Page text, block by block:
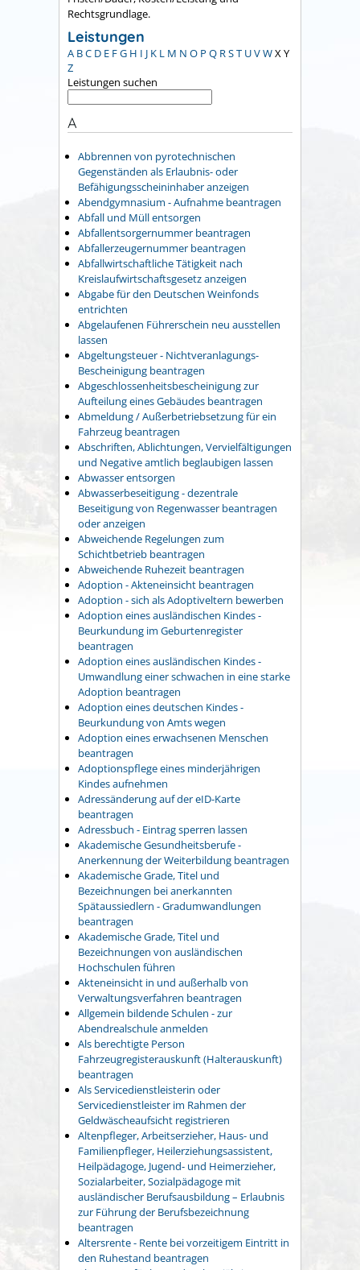
Rechtsgrundlage.
Leistungen
A BC D E FG H I J K L M N O P Q RST UVWXY
Z
Leistungen suchen
A
Abbrennen von pyrotechnischen
Gegenständen als Erlaubnis- oder
Befähigungsscheininhaber anzeigen
Abendgymnasium - Aufnahme beantragen
Abfall und Müll entsorgen
Abfallentsorgernummer beantragen
Abfallerzeugernummer beantragen
Abfallwirtschaftliche Tätigkeit nach
Kreislaufwirtschaftsgesetz anzeigen
Abgabe für den Deutschen Weinfonds
entrichten
Abgelaufenen Führerschein neu ausstellen
lassen
Abgeltungsteuer - Nichtveranlagungs-
Bescheinigung beantragen
Abgeschlossenheitsbescheinigung zur
Aufteilung eines Gebäudes beantragen
Abmeldung / Außerbetriebsetzung für ein
Fahrzeug beantragen
Abschriften, Ablichtungen, Vervielfältigungen
und Negative amtlich beglaubigen lassen
Abwasser entsorgen
Abwasserbeseitigung - dezentrale
Beseitigung von Regenwasser beantragen
oder anzeigen
Abweichende Regelungen zum
Schichtbetrieb beantragen
Abweichende Ruhezeit beantragen
Adoption - Akteneinsicht beantragen
Adoption - sich als Adoptiveltern bewerben
Adoption eines ausländischen Kindes -
Beurkundung im Geburtenregister
beantragen
Adoption eines ausländischen Kindes -
Umwandlung einer schwachen in eine starke
Adoption beantragen
Adoption eines deutschen Kindes -
Beurkundung von Amts wegen
Adoption eines erwachsenen Menschen
beantragen
Adoptionspflege eines minderjährigen
Kindes aufnehmen
Adressänderung auf der eID-Karte
beantragen
Adressbuch - Eintrag sperren lassen
Akademische Gesundheitsberufe -
Anerkennung der Weiterbildung beantragen
Akademische Grade, Titel und
Bezeichnungen bei anerkannten
Spätaussiedlern - Gradumwandlungen
beantragen
Akademische Grade, Titel und
Bezeichnungen von ausländischen
Hochschulen führen
Akteneinsicht in und außerhalb von
Verwaltungsverfahren beantragen
Allgemein bildende Schulen - zur
Abendrealschule anmelden
Als berechtigte Person
Fahrzeugregisterauskunft (Halterauskunft)
beantragen
Als Servicedienstleisterin oder
Servicedienstleister im Rahmen der
Geldwäscheaufsicht registrieren
Altenpfleger, Arbeitserzieher, Haus- und
Familienpfleger, Heilerziehungsassistent,
Heilpädagoge, Jugend- und Heimerzieher,
Sozialarbeiter, Sozialpädagoge mit
ausländischer Berufsausbildung – Erlaubnis
zur Führung der Berufsbezeichnung
beantragen
Altersrente - Rente bei vorzeitigem Eintritt in
den Ruhestand beantragen